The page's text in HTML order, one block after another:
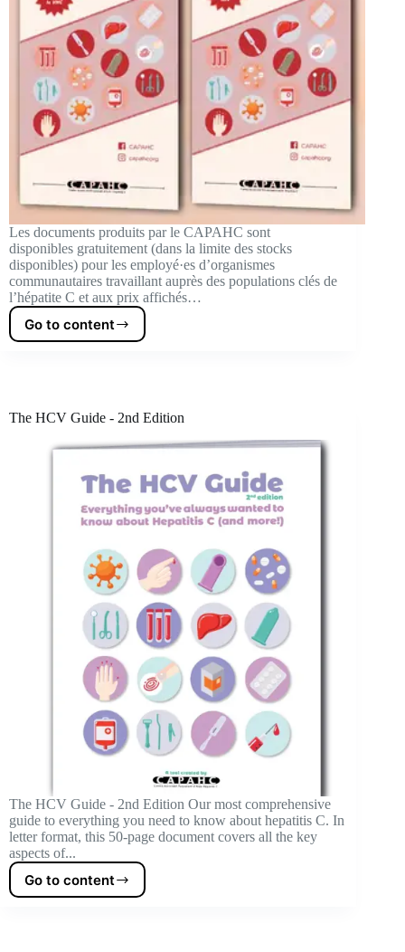
Les documents produits par le CAPAHC sont
disponibles gratuitement (dans la limite des stocks
disponibles) pour les employé·es d’organismes
communautaires travaillant auprès des populations clés de
l’hépatite C et aux prix affichés…
Go to content
Order
The HCV Guide - 2nd Edition
The HCV Guide - 2nd Edition Our most comprehensive
guide to everything you need to know about hepatitis C. In
letter format, this 50-page document covers all the key
aspects of...
Go to content
The